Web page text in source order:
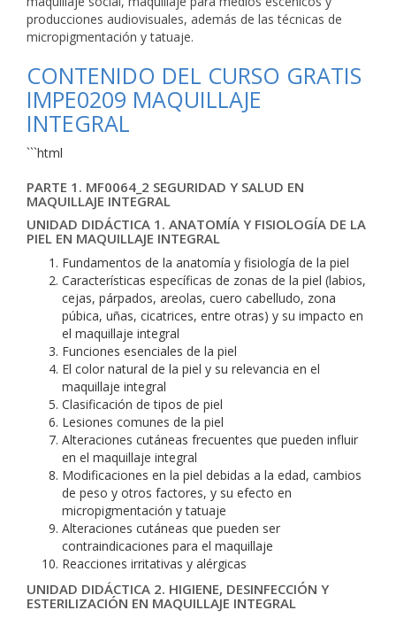
producciones audiovisuales, además de las técnicas de
micropigmentación y tatuaje.
CONTENIDO DEL CURSO GRATIS
IMPE0209 MAQUILLAJE
INTEGRAL
```html
PARTE 1. MF0064_2 SEGURIDAD Y SALUD EN
MAQUILLAJE INTEGRAL
UNIDAD DIDÁCTICA 1. ANATOMÍA Y FISIOLOGÍA DE LA
PIEL EN MAQUILLAJE INTEGRAL
Fundamentos de la anatomía y fisiología de la piel
Características específicas de zonas de la piel (labios,
cejas, párpados, areolas, cuero cabelludo, zona
púbica, uñas, cicatrices, entre otras) y su impacto en
el maquillaje integral
Funciones esenciales de la piel
El color natural de la piel y su relevancia en el
maquillaje integral
Clasificación de tipos de piel
Lesiones comunes de la piel
Alteraciones cutáneas frecuentes que pueden influir
en el maquillaje integral
Modificaciones en la piel debidas a la edad, cambios
de peso y otros factores, y su efecto en
micropigmentación y tatuaje
Alteraciones cutáneas que pueden ser
contraindicaciones para el maquillaje
Reacciones irritativas y alérgicas
UNIDAD DIDÁCTICA 2. HIGIENE, DESINFECCIÓN Y
ESTERILIZACIÓN EN MAQUILLAJE INTEGRAL